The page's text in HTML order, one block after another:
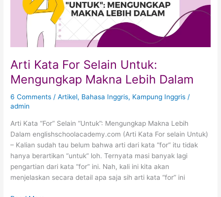
Arti Kata For Selain Untuk:
Mengungkap Makna Lebih Dalam
6 Comments /Artikel, Bahasa Inggris, Kampung Inggris /
admin
Arti Kata “For” Selain “Untuk”: Mengungkap Makna Lebih
Dalam englishschoolacademy.com (Arti Kata For selain Untuk)
– Kalian sudah tau belum bahwa arti dari kata “for” itu tidak
hanya berartikan “untuk” loh. Ternyata masi banyak lagi
pengartian dari kata “for” ini. Nah, kali ini kita akan
menjelaskan secara detail apa saja sih arti kata “for” ini
Makna
Lebih